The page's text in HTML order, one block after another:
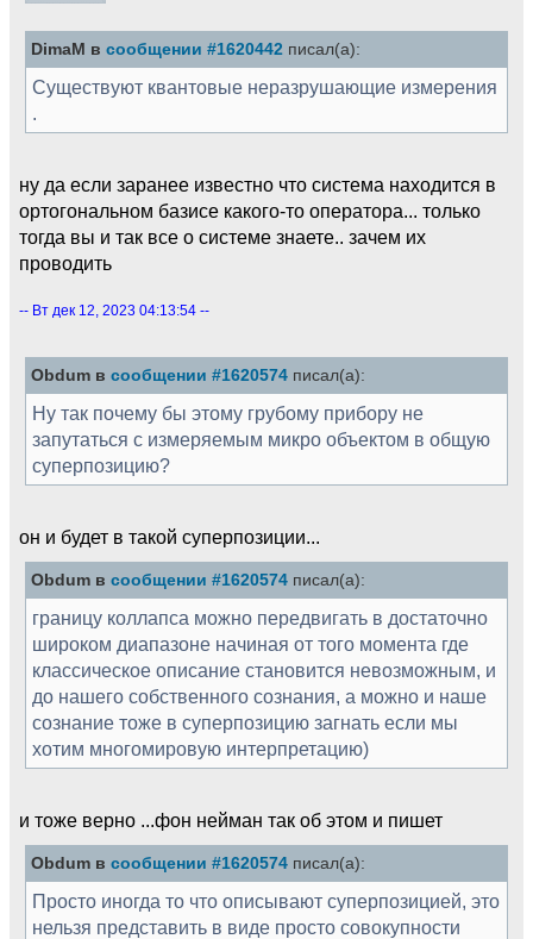
DimaM в сообщении #1620442 писал(а):
Существуют квантовые неразрушающие измерения
.
ну да если заранее известно что система находится в
ортогональном базисе какого-то оператора... только
тогда вы и так все о системе знаете.. зачем их
проводить
-- Вт дек 12, 2023 04:13:54 --
Obdum в сообщении #1620574 писал(а):
Ну так почему бы этому грубому прибору не
запутаться с измеряемым микро объектом в общую
суперпозицию?
он и будет в такой суперпозиции...
Obdum в сообщении #1620574 писал(а):
границу коллапса можно передвигать в достаточно
широком диапазоне начиная от того момента где
классическое описание становится невозможным, и
до нашего собственного сознания, а можно и наше
сознание тоже в суперпозицию загнать если мы
хотим многомировую интерпретацию)
и тоже верно ...фон нейман так об этом и пишет
Obdum в сообщении #1620574 писал(а):
Просто иногда то что описывают суперпозицией, это
нельзя представить в виде просто совокупности